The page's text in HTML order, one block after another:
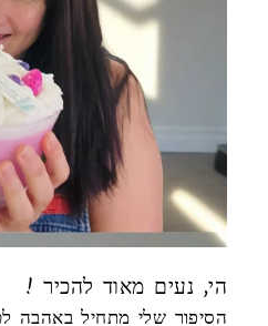
! הי, נעים מאוד להכיר